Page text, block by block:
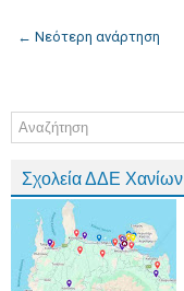
← Νεότερη ανάρτηση
Σχολεία ΔΔΕ Χανίων